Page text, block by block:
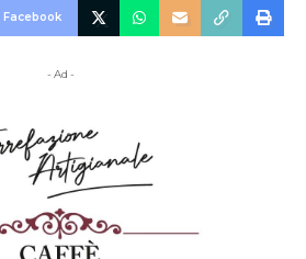
Facebook
- Ad -